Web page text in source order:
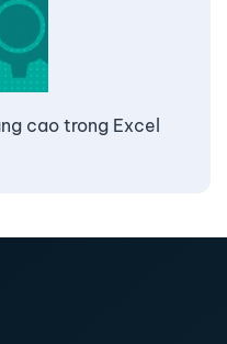
cao trong Excel